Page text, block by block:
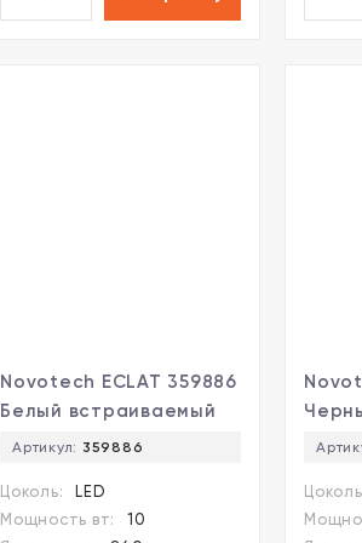
Novotech ECLAT 359886
Белый встраиваемый
светильник диаметром
переключателем
цветовой температуры
Артикул: 359886
Цоколь:
LED
Мощность вт:
10